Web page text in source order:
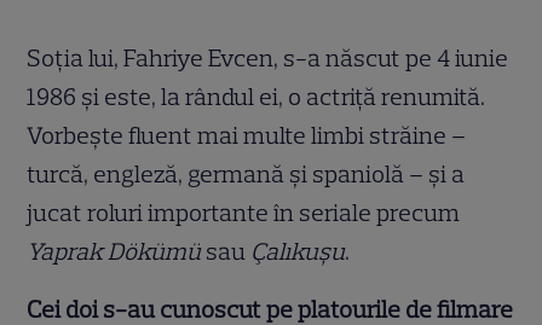
Soția lui, Fahriye Evcen, s-a născut pe 4 iunie
1986 și este, la rândul ei, o actriță renumită.
Vorbește fluent mai multe limbi străine –
turcă, engleză, germană și spaniolă – și a
jucat roluri importante în seriale precum
Yaprak Dökümüsau Çalıkuşu.
Cei doi s-au cunoscut pe platourile de filmare